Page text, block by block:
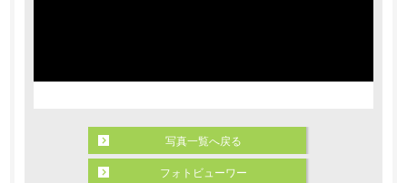
写真一覧へ戻る
フォトビューワー